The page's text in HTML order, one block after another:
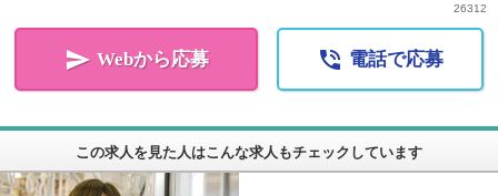
26312
 Webから応募  電話で応募
この求人を見た人はこんな求人もチェックしています